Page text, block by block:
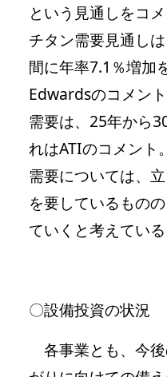
という見通しをコ
チタン需要見通し
間に年率7.1％増加
Edwardsのコメン
需要は、25年から
れはATIのコメント
需要については、
を要しているもの
ていくと考えている
〇設備投資の状況
各事業とも、今